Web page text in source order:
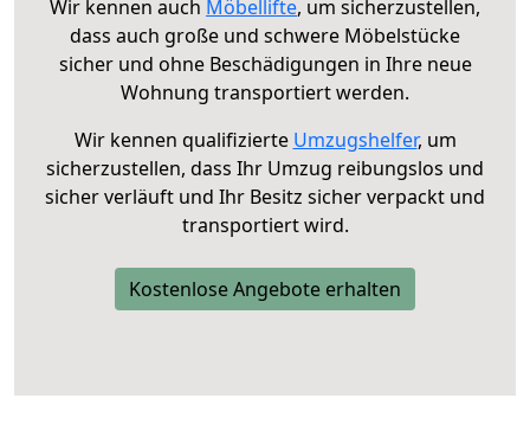
Wir kennen auch Möbellifte, um sicherzustellen,
dass auch große und schwere Möbelstücke
sicher und ohne Beschädigungen in Ihre neue
Wohnung transportiert werden.
Wir kennen qualifizierte Umzugshelfer, um
sicherzustellen, dass Ihr Umzug reibungslos und
sicher verläuft und Ihr Besitz sicher verpackt und
transportiert wird.
Kostenlose Angebote erhalten